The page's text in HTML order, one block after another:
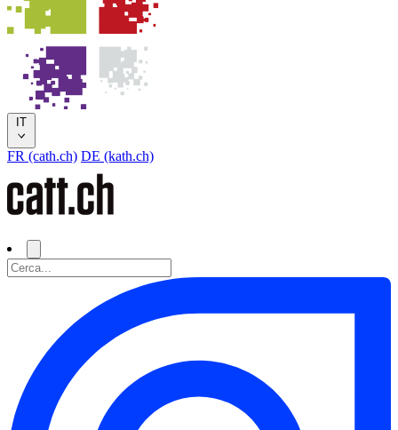
IT
FR (cath.ch) DE (kath.ch)